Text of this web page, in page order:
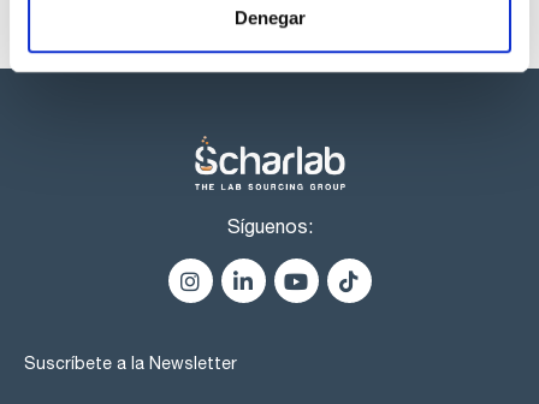
Denegar
Síguenos:
Suscríbete a la Newsletter